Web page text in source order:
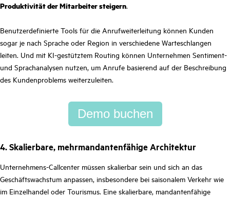
Produktivität der Mitarbeiter steigern.
Benutzerdefinierte Tools für die Anrufweiterleitung können Kunden
sogar je nach Sprache oder Region in verschiedene Warteschlangen
leiten. Und mit KI-gestütztem Routing können Unternehmen Sentiment-
und Sprachanalysen nutzen, um Anrufe basierend auf der Beschreibung
des Kundenproblems weiterzuleiten.
Demo buchen
4. Skalierbare, mehrmandantenfähige Architektur
Unternehmens-Callcenter müssen skalierbar sein und sich an das
Geschäftswachstum anpassen, insbesondere bei saisonalem Verkehr wie
im Einzelhandel oder Tourismus. Eine skalierbare, mandantenfähige